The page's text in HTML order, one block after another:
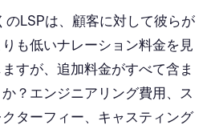
のLSPは、顧客に対して彼らが
も低いナレーション料金を見
すが、追加料金がすべて含ま
？エンジニアリング費用、ス
ターフィー、キャスティング